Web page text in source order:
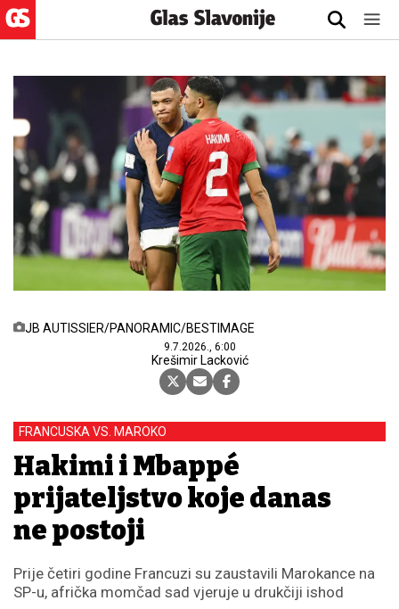
JB AUTISSIER/PANORAMIC/BESTIMAGE
9.7.2026., 6:00
Krešimir Lacković
FRANCUSKA VS. MAROKO
Hakimi i Mbappé
prijateljstvo koje danas
ne postoji
Prije četiri godine Francuzi su zaustavili Marokance na
SP-u, afrička momčad sad vjeruje u drukčiji ishod